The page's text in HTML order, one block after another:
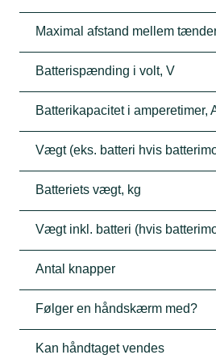
Maximal afstand mellem
Batterispænding i volt, V
Batterikapacitet i amperetimer,
Vægt (eks. batteri hvis
Batteriets vægt, kg
Vægt inkl. batteri (hvis
Antal knapper
Følger en håndskærm med?
Kan håndtaget vendes